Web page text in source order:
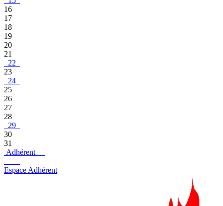
16
17
18
19
20
21
22
23
24
25
26
27
28
29
30
31
Adhérent
Espace Adhérent